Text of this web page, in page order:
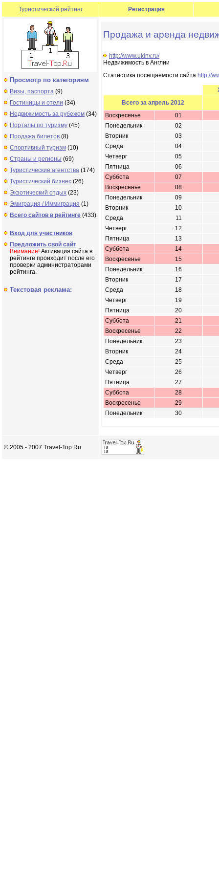
Туристический рейтинг Регистрация
Просмотр по категориям
Визы, паспорта (9)
Гостиницы и отели (34)
Недвижимость за рубежом (34)
Порталы по туризму (45)
Продажа билетов (8)
Спортивный туризм (10)
Страны и регионы (69)
Туристические агентства (174)
Туристический бизнес (26)
Экзотический отдых (23)
Эмиграция / Иммиграция (1)
Всего сайтов в рейтинге (433)
Вход для участников
Предложить свой сайт
Внимание! Активация сайта в
рейтинге проиходит после его
проверки администраторами
рейтинга.
Текстовая реклама:
Продажа и аренда
http://www.ukinv.ru/
Недвижимость в Англии
Статистика посещаемости сайта http://
Всего за апрель 2012
Воскресенье
01
Понедельник
02
Вторник
03
Среда
04
Четверг
05
Пятница
06
Суббота
07
Воскресенье
08
Понедельник
09
Вторник
10
Среда
11
Четверг
12
Пятница
13
Суббота
14
Воскресенье
15
Понедельник
16
Вторник
17
Среда
18
Четверг
19
Пятница
20
Суббота
21
Воскресенье
22
Понедельник
23
Вторник
24
Среда
25
Четверг
26
Пятница
27
Суббота
28
Воскресенье
29
Понедельник
30
© 2005 - 2007 Travel-Top.Ru